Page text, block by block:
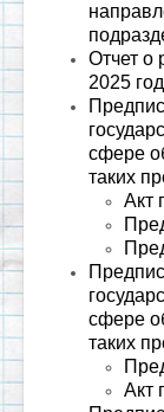
Отчет о
2025 год
сфере
таких
Акт
сфере
таких
Акт